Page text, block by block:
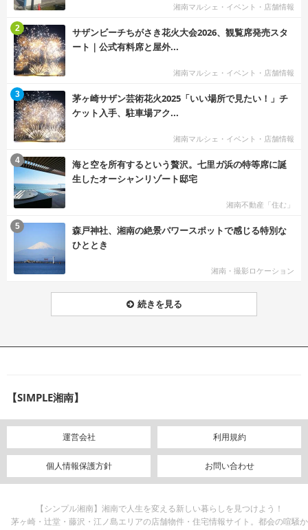
湘南マルシェ・イベント・店舗情報
サザンビーチちがさき花火大会2026、観覧席発売スタ
ート｜公式有料席と屋外...
湘南マルシェ・イベント・店舗情報
2
茅ヶ崎サザン芸術花火2025「いい場所で見たい！」チ
ケット入手、駐車場アク...
湘南マルシェ・イベント・店舗情報
3
海と空を所有するという贅沢。七里ガ浜の特等席に誕
生したオーシャンリゾート邸宅
湘南不動産「住む」
4
森戸神社、湘南の絶景パワースポットで感じる特別な
ひととき
湘南・撮影ロケーション
5
続きを見る
【SIMPLE湘南】
運営会社 利用規約
個人情報保護方針 お問い合わせ
【シンプル湘南】湘南で人生を変える新しい暮らしを見つけよう！
茅ヶ崎・辻堂・藤沢・江ノ島エリアの店舗物件・住宅情報サイト。都会の喧騒か